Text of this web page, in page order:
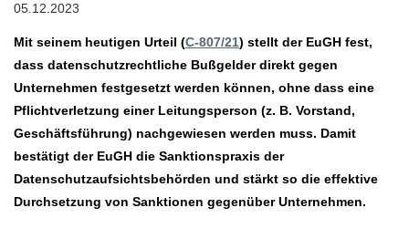
05.12.2023
Mit seinem heutigen Urteil (C-807/21) stellt der EuGH fest,
dass datenschutzrechtliche Bußgelder direkt gegen
Unternehmen festgesetzt werden können, ohne dass eine
Pflichtverletzung einer Leitungsperson (z. B. Vorstand,
Geschäftsführung) nachgewiesen werden muss. Damit
bestätigt der EuGH die Sanktionspraxis der
Datenschutzaufsichtsbehörden und stärkt so die effektive
Durchsetzung von Sanktionen gegenüber Unternehmen.